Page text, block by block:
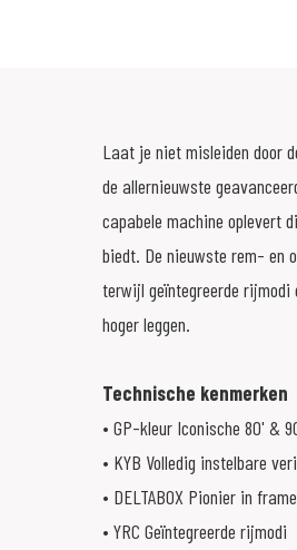
Laat je niet misleiden door
de allernieuwste
capabele machine oplevert
biedt. De nieuwste rem- en
terwijl geïntegreerde rijmodi
hoger leggen.
Technische kenmerken
• GP-kleur Iconische 80' &
• KYB Volledig instelbare
• DELTABOX Pionier in
• YRC Geïntegreerde rijmodi